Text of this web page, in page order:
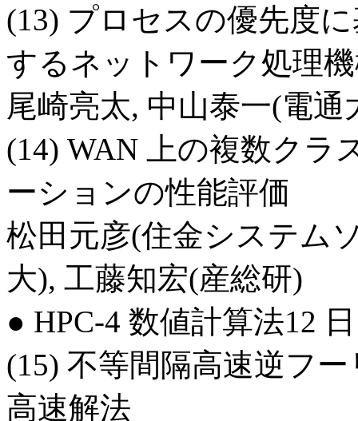
(13) プロセスの優先度
するネットワーク処理
尾崎亮太, 中山泰一(電通
(14) WAN 上の複数クラ
ーションの性能評価
松田元彦(住金システム
大), 工藤知宏(産総研)
● HPC-4 数値計算法12
(15) 不等間隔高速逆フ
高速解法